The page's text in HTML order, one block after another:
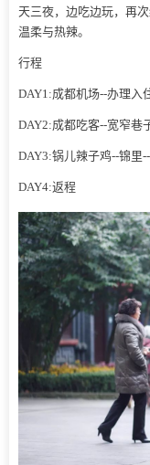
天三夜，边吃边玩，再
温柔与热辣。
行程
DAY1:成都机场--办理入
DAY2:成都吃客--宽窄巷
DAY3:锅儿辣子鸡--锦里
DAY4:返程